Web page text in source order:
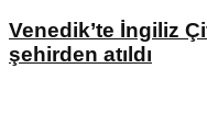
Venedik’te İngiliz
şehirden atıldı